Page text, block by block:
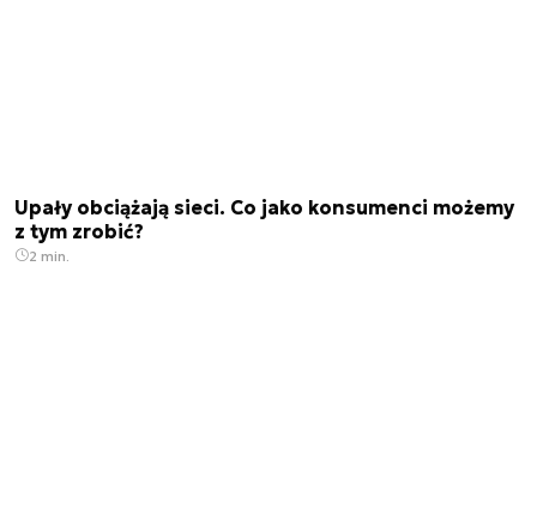
Upały obciążają sieci. Co jako konsumenci możemy
z tym zrobić?
2 min.